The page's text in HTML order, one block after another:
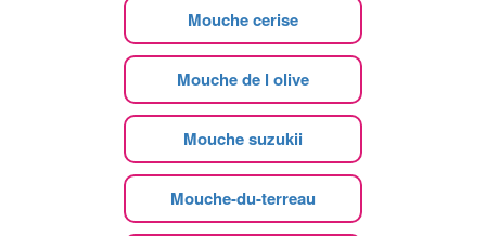
Mouche cerise
Mouche de l olive
Mouche suzukii
Mouche-du-terreau